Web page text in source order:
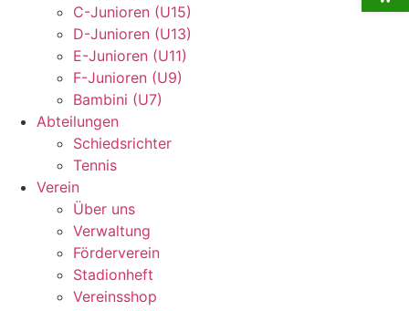
C-Junioren (U15)
D-Junioren (U13)
E-Junioren (U11)
F-Junioren (U9)
Bambini (U7)
Abteilungen
Schiedsrichter
Tennis
Verein
Über uns
Verwaltung
Förderverein
Stadionheft
Vereinsshop